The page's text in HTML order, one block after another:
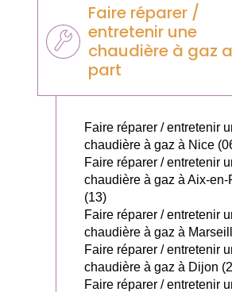
Faire réparer /
entretenir une
chaudière à gaz
part
Faire réparer / entretenir
chaudière à gaz à Nice
Faire réparer / entretenir
chaudière à gaz à Aix-en-
(13)
Faire réparer / entretenir
chaudière à gaz à
Faire réparer / entretenir
chaudière à gaz à Dijon
Faire réparer / entretenir